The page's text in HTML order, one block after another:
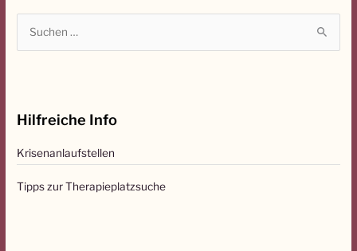
e
n
a
Hilfreiche Info
Krisenanlaufstellen
Tipps zur Therapieplatzsuche